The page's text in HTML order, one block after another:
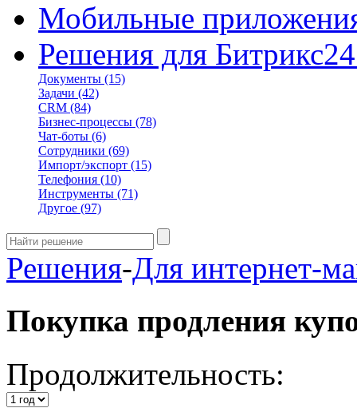
Мобильные
Решения для Битрикс24
Документы (15)
Задачи (42)
CRM (84)
Бизнес-процессы (78)
Чат-боты (6)
Сотрудники (69)
Импорт/экспорт (15)
Телефония (10)
Инструменты (71)
Другое (97)
Решения-Для интернет-
Покупка продления
Продолжительность: